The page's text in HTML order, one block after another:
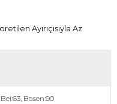
Ayırıçısıyla Az
Basen:90